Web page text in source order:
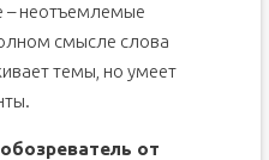
– неотъемлемые
смысле слова
темы, но умеет
от